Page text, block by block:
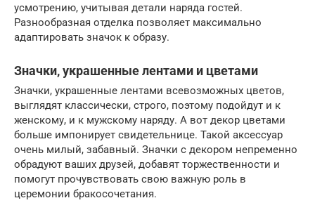
усмотрению, учитывая детали наряда гостей.
Разнообразная отделка позволяет максимально
адаптировать значок к образу.
Значки, украшенные лентами и цветами
Значки, украшенные лентами всевозможных цветов,
выглядят классически, строго, поэтому подойдут и к
женскому, и к мужскому наряду. А вот декор цветами
больше импонирует свидетельнице. Такой аксессуар
очень милый, забавный. Значки с декором непременно
обрадуют ваших друзей, добавят торжественности и
помогут прочувствовать свою важную роль в
церемонии бракосочетания.